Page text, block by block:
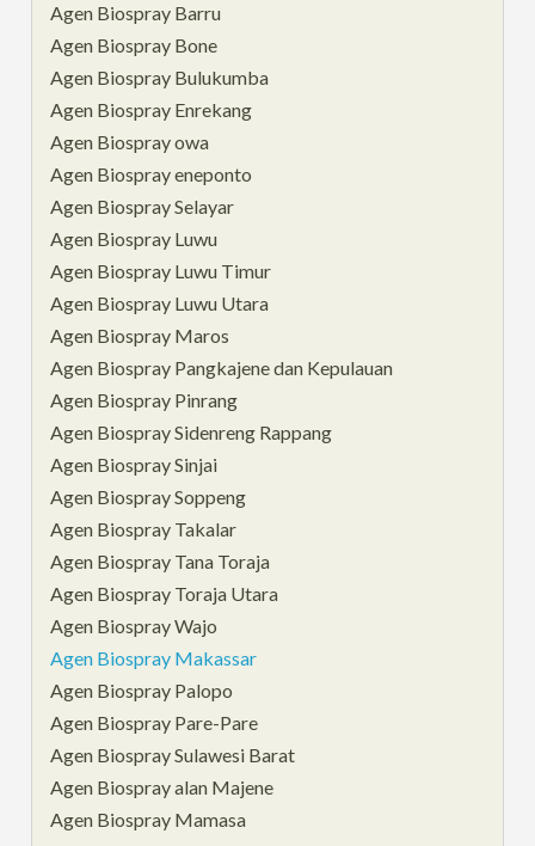
Agen Biospray Barru
Agen Biospray Bone
Agen Biospray Bulukumba
Agen Biospray Enrekang
Agen Biospray owa
Agen Biospray eneponto
Agen Biospray Selayar
Agen Biospray Luwu
Agen Biospray Luwu Timur
Agen Biospray Luwu Utara
Agen Biospray Maros
Agen Biospray Pangkajene dan Kepulauan
Agen Biospray Pinrang
Agen Biospray Sidenreng Rappang
Agen Biospray Sinjai
Agen Biospray Soppeng
Agen Biospray Takalar
Agen Biospray Tana Toraja
Agen Biospray Toraja Utara
Agen Biospray Wajo
Agen Biospray Makassar
Agen Biospray Palopo
Agen Biospray Pare-Pare
Agen Biospray Sulawesi Barat
Agen Biospray alan Majene
Agen Biospray Mamasa